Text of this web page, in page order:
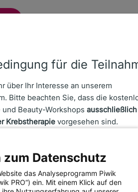
für die
über Ihr Interesse an unserem
Bitte beachten Sie, dass die
Beauty-Workshops
Krebstherapie vorgesehen sind.
Anmeldung abbrechen
04
Datenschutz
das Analyseprogramm Piwik
PRO“) ein. Mit einem Klick auf den